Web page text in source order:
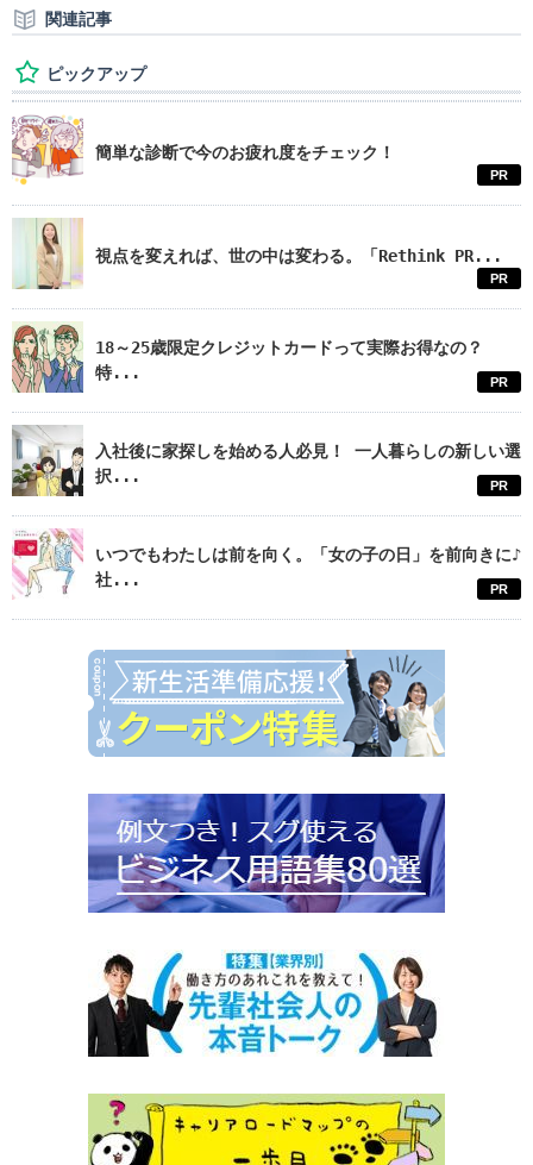
関連記事
ピックアップ
簡単な診断で今のお疲れ度をチェック！
PR
視点を変えれば、世の中は変わる。「Rethink PR...
PR
18～25歳限定クレジットカードって実際お得なの？
特...
PR
入社後に家探しを始める人必見！ 一人暮らしの新しい選
択...
PR
いつでもわたしは前を向く。「女の子の日」を前向きに♪
社...
PR